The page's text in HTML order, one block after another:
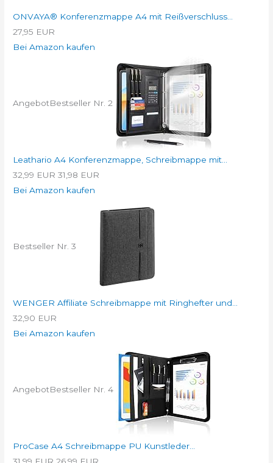
ONVAYA® Konferenzmappe A4 mit Reißverschluss...
27,95 EUR
Bei Amazon kaufen
AngebotBestseller Nr. 2
Leathario A4 Konferenzmappe, Schreibmappe mit...
32,99 EUR 31,98 EUR
Bei Amazon kaufen
Bestseller Nr. 3
WENGER Affiliate Schreibmappe mit Ringhefter und...
32,90 EUR
Bei Amazon kaufen
AngebotBestseller Nr. 4
ProCase A4 Schreibmappe PU Kunstleder...
31,99 EUR 26,99 EUR